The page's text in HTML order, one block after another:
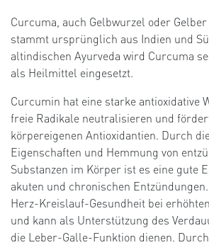
Curcuma, auch Gelbwurzel oder
stammt ursprünglich aus Indien und
altindischen Ayurveda wird Curcuma
als Heilmittel eingesetzt.
Curcumin hat eine starke antioxidative
freie Radikale neutralisieren und
körpereigenen Antioxidantien. Durch
Eigenschaften und Hemmung von
Substanzen im Körper ist es eine gute
akuten und chronischen
Herz-Kreislauf-Gesundheit bei
und kann als Unterstützung des
die Leber-Galle-Funktion dienen.